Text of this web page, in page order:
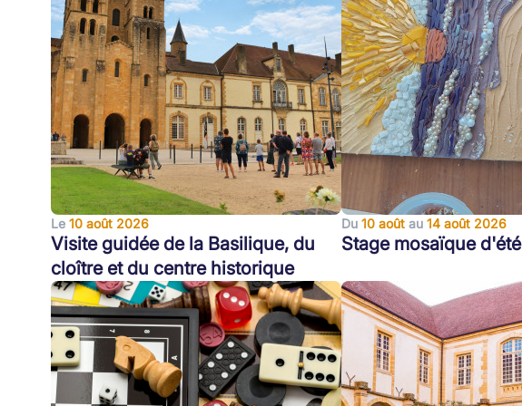
Le 10 août 2026
Visite guidée de la Basilique, du
cloître et du centre historique
Du 10 août au 14 août 2026
Stage mosaïque d'été